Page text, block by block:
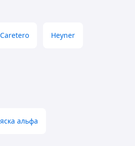
Caretero Heyner
альфа